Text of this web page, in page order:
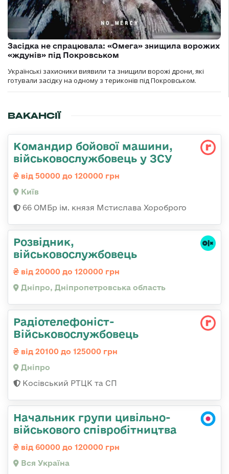
Засідка не спрацювала: «Омега» знищила ворожих
«ждунів» під Покровськом
Українські захисники виявили та знищили ворожі дрони, які
готували засідку на одному з териконів під Покровськом.
ВАКАНСІЇ
Командир бойової машини,
військовослужбовець у ЗСУ
від 50000 до 120000 грн
Київ
66 ОМБр ім. князя Мстислава Хороброго
Розвідник,
військовослужбовець
від 20000 до 120000 грн
Дніпро, Дніпропетровська область
Радіотелефоніст-
Військовослужбовець
від 20100 до 125000 грн
Дніпро
Косівський РТЦК та СП
Начальник групи цивільно-
військового співробітництва
від 60000 до 120000 грн
Вся Україна